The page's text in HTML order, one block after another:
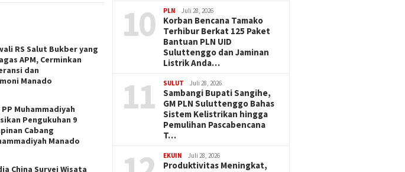
RS Salut Bukber yang
APM, Cerminkan
dan
Manado
PP Muhammadiyah
Pengukuhan 9
Cabang
Manado
China Survei Wisata
10 PLN Juli 28, 2026
Korban Bencana Tamako
Terhibur Berkat 125 Paket
Bantuan PLN UID
Suluttenggo dan Jaminan
Listrik Anda…
11 SULUT Juli 28, 2026
Sambangi Bupati Sangihe,
GM PLN Suluttenggo Bahas
Sistem Kelistrikan hingga
Pemulihan Pascabencana
T…
EKUIN Juli 28, 2026
Produktivitas Meningkat,